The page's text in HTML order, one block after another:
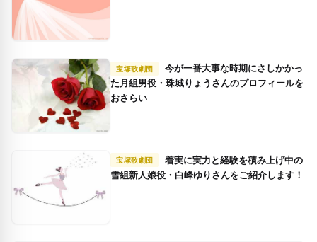
宝塚歌劇団
た月組男役・珠城りょうさんのプロフィールを
おさらい
宝塚歌劇団
雪組新人娘役・白峰ゆりさんをご紹介します！